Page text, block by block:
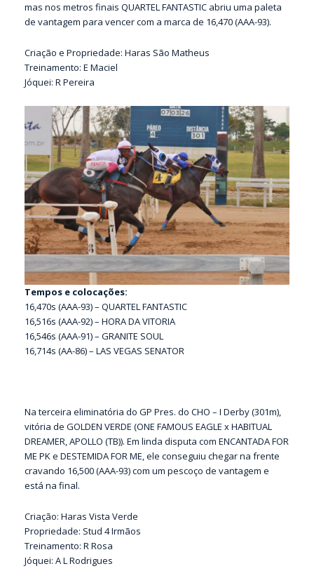
mas nos metros finais QUARTEL FANTASTIC abriu uma paleta
de vantagem para vencer com a marca de 16,470 (AAA-93).
Criação e Propriedade: Haras São Matheus
Treinamento: E Maciel
Jóquei: R Pereira
Tempos e colocações:
16,470s (AAA-93) – QUARTEL FANTASTIC
16,516s (AAA-92) – HORA DA VITORIA
16,546s (AAA-91) – GRANITE SOUL
16,714s (AA-86) – LAS VEGAS SENATOR
Na terceira eliminatória do GP Pres. do CHO – I Derby (301m),
vitória de GOLDEN VERDE (ONE FAMOUS EAGLE x HABITUAL
DREAMER, APOLLO (TB)). Em linda disputa com ENCANTADA FOR
ME PK e DESTEMIDA FOR ME, ele conseguiu chegar na frente
cravando 16,500 (AAA-93) com um pescoço de vantagem e
está na final.
Criação: Haras Vista Verde
Propriedade: Stud 4 Irmãos
Treinamento: R Rosa
Jóquei: A L Rodrigues